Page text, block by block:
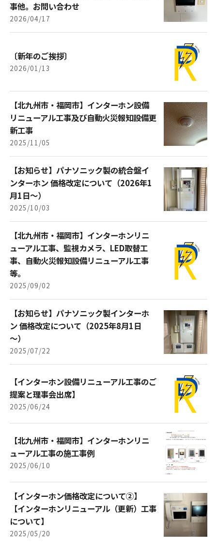
事他。お問い合わせ
2026/04/17
〔新年のご挨拶〕
2026/01/13
【北九州市・福岡市】インターホン設備
リニューアル工事及び自動火災報知設備更
新工事
2025/11/05
【お知らせ】パナソニック製の統合盤イ
ンターホン 価格改定について（2026年1
月1日～）
2025/10/03
【北九州市・福岡市】インターホンリニ
ューアル工事、監視カメラ、LED取替工
事、自動火災報知設備リニューアル工事
等。
2025/09/02
【お知らせ】パナソニック製インターホ
ン 価格改定について（2025年8月1日
～）
2025/07/22
【インターホン設備リニューアル工事のご
提案と理事会出席】
2025/06/24
【北九州市・福岡市】インターホンリニ
ューアル工事の施工事例
2025/06/10
【インターホン価格改定について②】
【インターホンリニューアル（更新）工事
について】
2025/05/20